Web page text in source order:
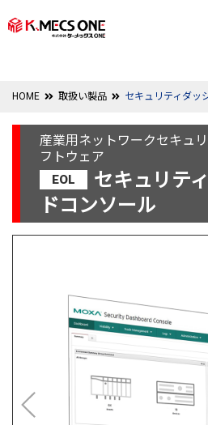
HOME 取扱い製品 セキュリティダッ
産業用ネットワークセキュ
フトウェア
EOL
セキュリテ
ドコンソール